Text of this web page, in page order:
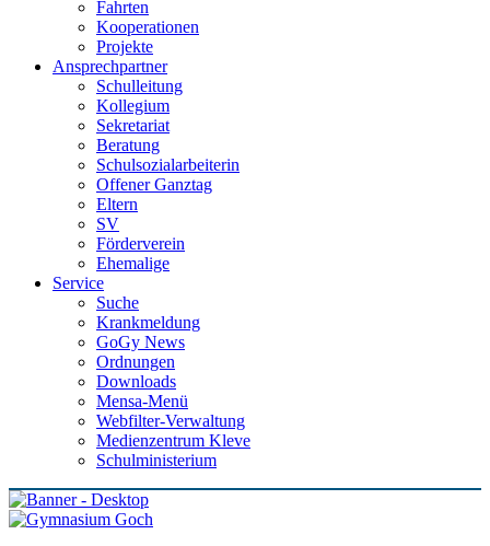
Fahrten
Kooperationen
Projekte
Ansprechpartner
Schulleitung
Kollegium
Sekretariat
Beratung
Schulsozialarbeiterin
Offener Ganztag
Eltern
SV
Förderverein
Ehemalige
Service
Suche
Krankmeldung
GoGy News
Ordnungen
Downloads
Mensa-Menü
Webfilter-Verwaltung
Medienzentrum Kleve
Schulministerium